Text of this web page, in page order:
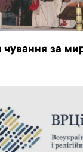
чування за